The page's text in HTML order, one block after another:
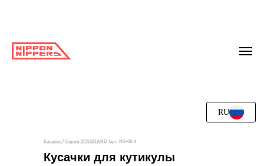
Кусачки для кутикулы
Каталог / Серия STANDARD /арт. NS-02-4